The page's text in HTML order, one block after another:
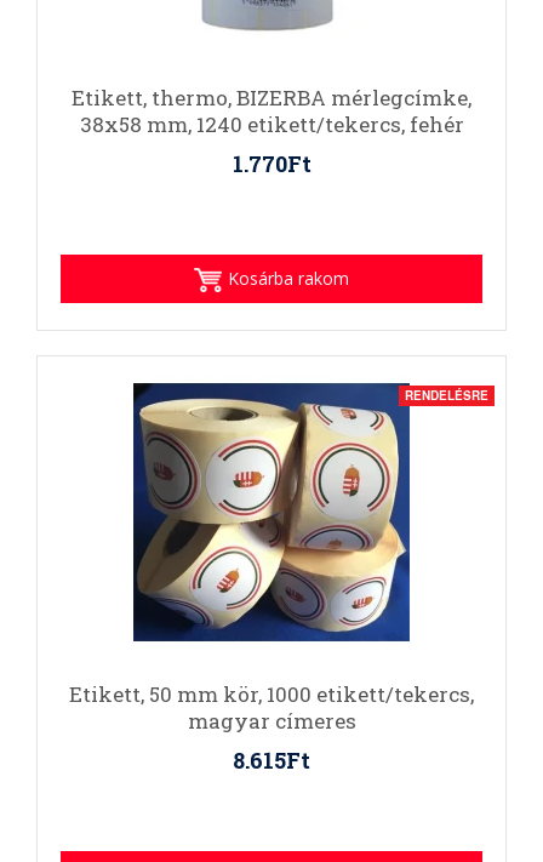
Etikett, thermo, BIZERBA mérlegcímke,
38x58 mm, 1240 etikett/tekercs, fehér
1.770Ft
Kosárba rakom
RENDELÉSRE
Etikett, 50 mm kör, 1000 etikett/tekercs,
magyar címeres
8.615Ft